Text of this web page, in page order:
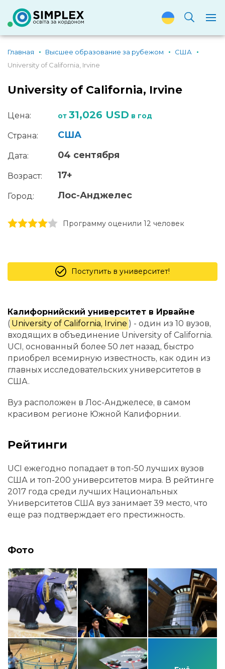
Главная Высшее образование за рубежом
США
University of California, Irvine
University of California, Irvine
Цена: от 31,026 USD в год
Страна: США
Дата: 04 сентября
Возраст: 17+
Город: Лос-Анджелес
5 stars
4 stars
3 stars
2 stars
1 stars Программу оценили 12 человек
Поступить в университет!
Калифорнийский университет в Ирвайне
( University of California, Irvine ) - один из 10 вузов,
входящих в объединение University of California.
UCI, основанный более 50 лет назад, быстро
приобрел всемирную известность, как один из
главных исследовательских университетов в
США.
Вуз расположен в Лос-Анджелесе, в самом
красивом регионе Южной Калифорнии.
Рейтинги
UCI ежегодно попадает в топ-50 лучших вузов
США и топ-200 университетов мира. В рейтинге
2017 года среди лучших Национальных
Университетов США вуз занимает 39 место, что
еще раз подтверждает его престижность.
Фото